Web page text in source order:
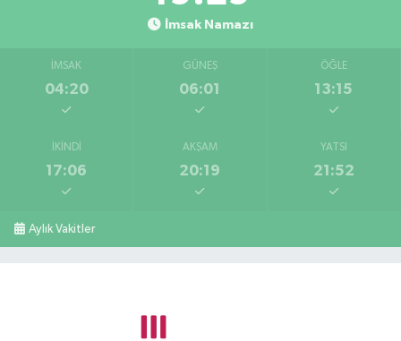
İmsak Namazı
İMSAK
04:20
GÜNEŞ
06:01
ÖĞLE
13:15
İKINDI
17:06
AKŞAM
20:19
YATSI
21:52
Aylık Vakitler